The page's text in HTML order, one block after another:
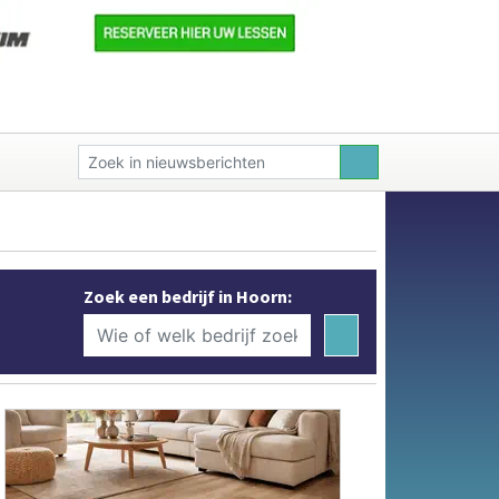
Zoek een bedrijf in Hoorn: